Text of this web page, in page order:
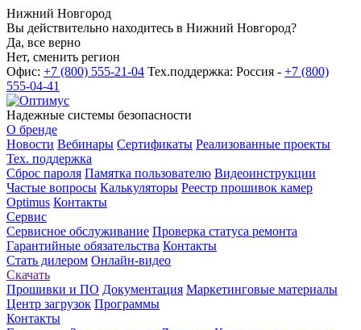
Нижний Новгород
Вы действительно находитесь в Нижний Новгород?
Да, все верно
Нет, сменить регион
Офис: +7 (800) 555-21-04 Тех.поддержка: Россия - +7 (800)
555-04-41
Надежные системы безопасности
О бренде
Новости Вебинары Сертификаты Реализованные проекты
Тех. поддержка
Сброс пароля Памятка пользователю Видеоинструкции
Частые вопросы Калькуляторы Реестр прошивок камер
Optimus Контакты
Сервис
Сервисное обслуживание Проверка статуса ремонта
Гарантийные обязательства Контакты
Стать дилером Онлайн-видео
Скачать
Прошивки и ПО Документация Маркетинговые материалы
Центр загрузок Программы
Контакты